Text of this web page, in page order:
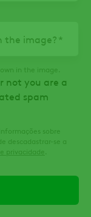
the image?
in the image.
not you are a
spam
sobre
descadastrar-se a
privacidade